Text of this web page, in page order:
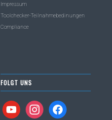
Impressum
Toolchecker-Teilnahmebedinungen
Compliance
FOLGT UNS
youtubeinstagramfacebook